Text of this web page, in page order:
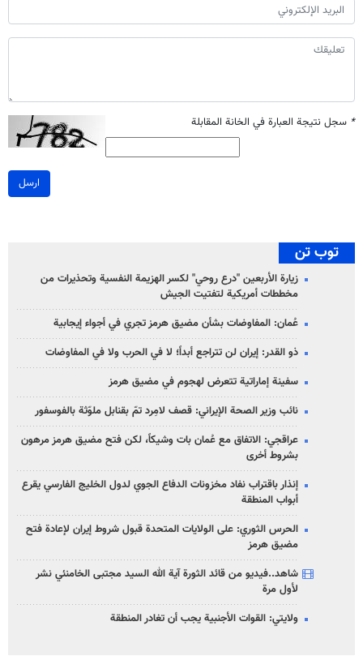
* سجل نتيجة العبارة في الخانة المقابلة
ارسل
توب تن
زيارة الأربعين "درع روحي" لكسر الهزيمة النفسية وتحذيرات من
مخططات أمريكية لتفتيت الجيش
عُمان: المفاوضات بشأن مضيق هرمز تجري في أجواء إيجابية
ذو القدر: إيران لن تتراجع أبداً؛ لا في الحرب ولا في المفاوضات
سفينة إماراتية تتعرض لهجوم في مضيق هرمز
نائب وزير الصحة الإيراني: قصف لامِرد تمّ بقنابل ملوّثة بالفوسفور
عراقجي: الاتفاق مع عُمان بات وشيكاً، لكن فتح مضيق هرمز مرهون
بشروط أخرى
إنذار باقتراب نفاد مخزونات الدفاع الجوي لدول الخليج الفارسي يقرع
أبواب المنطقة
الحرس الثوري: على الولايات المتحدة قبول شروط إيران لإعادة فتح
مضيق هرمز
شاهد..فيديو من قائد الثورة آية الله السيد مجتبى الخامنئي نشر
لأول مرة
ولايتي: القوات الأجنبية يجب أن تغادر المنطقة